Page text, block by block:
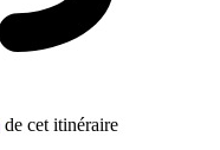
de cet itinéraire